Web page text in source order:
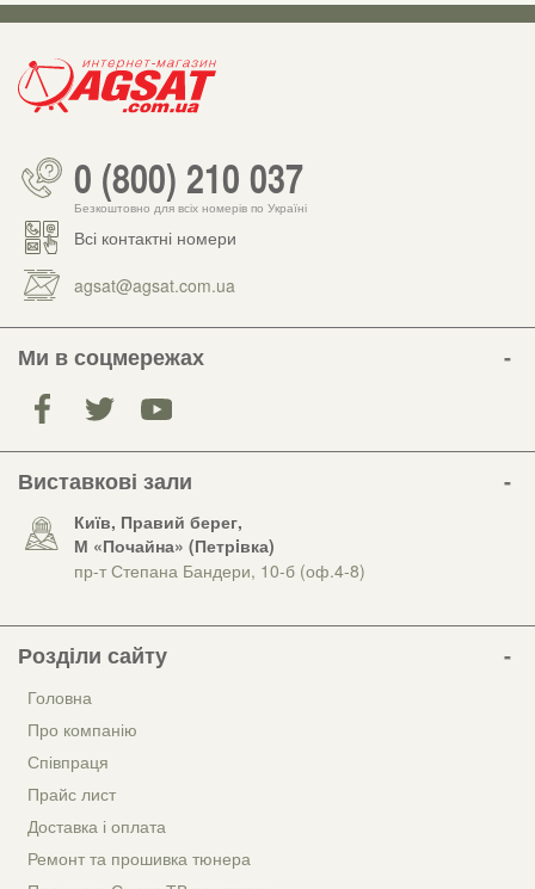
0 (800) 210 037
Безкоштовно для всіх номерів по Україні
Всі контактні номери
agsat@agsat.com.ua
Ми в соцмережах
Виставкові зали
Київ, Правий берег,
М «Почайна» (Петрiвка)
пр-т Степана Бандери, 10-б (оф.4-8)
Розділи сайту
Головна
Про компанію
Співпраця
Прайс лист
Доставка і оплата
Ремонт та прошивка тюнера